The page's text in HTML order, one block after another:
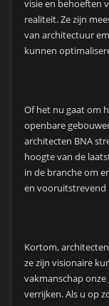
visie en behoeften
realiteit. Ze zijn
van architectuur
kunnen
Of het nu gaat om
openbare
architecten BNA
hoogte van de
in de branche om
en vooruitstrevend
Kortom,
ze zijn visionaire
vakmanschap
verrijken. Als u op